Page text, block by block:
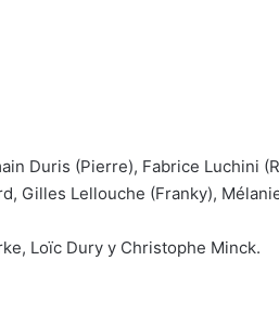
Duris (Pierre), Fabrice Luchini
Gilles Lellouche (Franky),
Loïc Dury y Christophe Minck.